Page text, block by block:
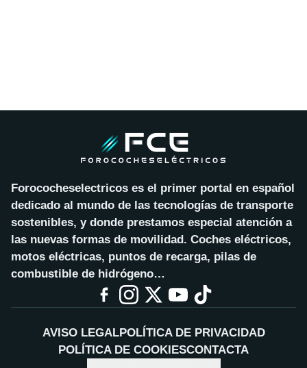
Forococheselectricos es el primer portal en español
dedicado al mundo de las tecnologías de transporte
sostenibles, y donde prestamos especial atención a
las nuevas formas de movilidad. Coches eléctricos,
motos eléctricas, puntos de recarga, pilas de
combustible de hidrógeno…
AVISO LEGALPOLÍTICA DE PRIVACIDAD
POLÍTICA DE COOKIESCONTACTA